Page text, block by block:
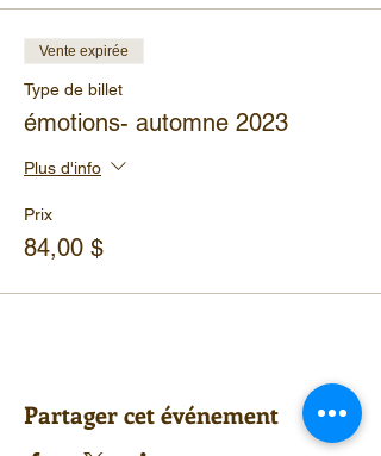
Vente expirée
Type de billet
émotions- automne 2023
Plus d'info
Prix
84,00 $
Partager cet événement